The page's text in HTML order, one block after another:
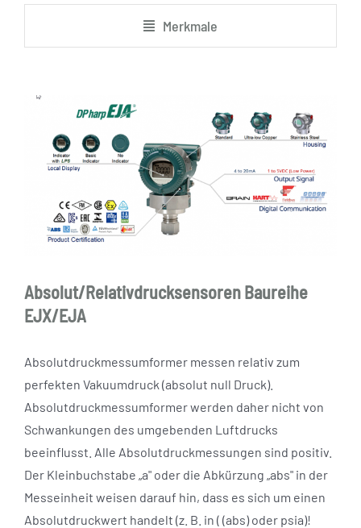
Merkmale
Absolut/Relativdrucksensoren Baureihe
EJX/EJA
Absolutdruckmessumformer messen relativ zum
perfekten Vakuumdruck (absolut null Druck).
Absolutdruckmessumformer werden daher nicht von
Schwankungen des umgebenden Luftdrucks
beeinflusst. Alle Absolutdruckmessungen sind positiv.
Der Kleinbuchstabe „a" oder die Abkürzung „abs" in der
Messeinheit weisen darauf hin, dass es sich um einen
Absolutdruckwert handelt (z. B. in ( (abs) oder psia)!